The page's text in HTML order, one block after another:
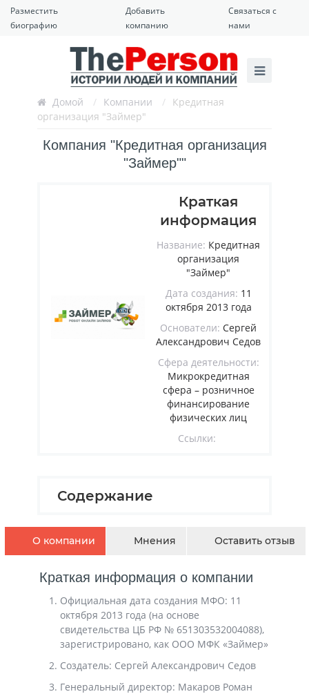
Разместить
биографию
Добавить
компанию
Связаться с
нами
Домой / Компании / Кредитная
организация "Займер"
Компания "Кредитная организация
"Займер""
Краткая
информация
Название: Кредитная
организация
"Займер"
Дата создания: 11
октября 2013 года
Основатели: Сергей
Александрович Седов
Сфера деятельности:
Микрокредитная
сфера – розничное
финансирование
физических лиц
Ссылки:
Содержание
О компании Мнения Оставить отзыв
Краткая информация о компании
Официальная дата создания МФО: 11
октября 2013 года (на основе
свидетельства ЦБ РФ № 651303532004088),
зарегистрировано, как ООО МФК «Займер»
Создатель: Сергей Александрович Седов
Генеральный директор: Макаров Роман